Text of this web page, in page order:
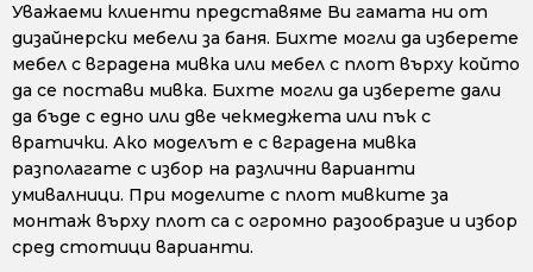
Уважаеми клиенти представяме Ви гамата ни от
дизайнерски мебели за баня. Бихте могли да изберете
мебел с вградена мивка или мебел с плот върху който
да се постави мивка. Бихте могли да изберете дали
да бъде с едно или две чекмеджета или пък с
вратички. Ако моделът е с вградена мивка
разполагате с избор на различни варианти
умивалници. При моделите с плот мивките за
монтаж върху плот са с огромно разообразие и избор
сред стотици варианти.